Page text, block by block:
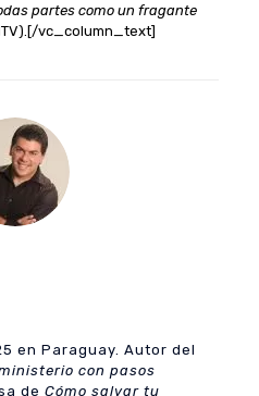
partes como un fragante
vc_column_text]
en Paraguay. Autor del
con pasos
de Cómo salvar tu